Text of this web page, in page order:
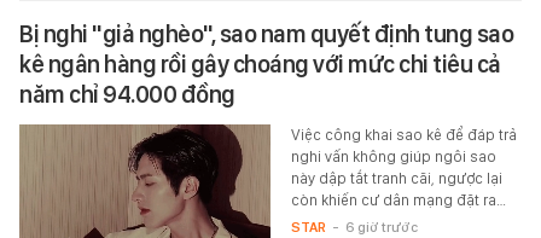
Bị nghi "giả nghèo", sao nam quyết định tung sao
kê ngân hàng rồi gây choáng với mức chi tiêu cả
năm chỉ 94.000 đồng
Việc công khai sao kê để đáp trả
nghi vấn không giúp ngôi sao
này dập tắt tranh cãi, ngược lại
còn khiến cư dân mạng đặt ra…
STAR - 6 giờ trước